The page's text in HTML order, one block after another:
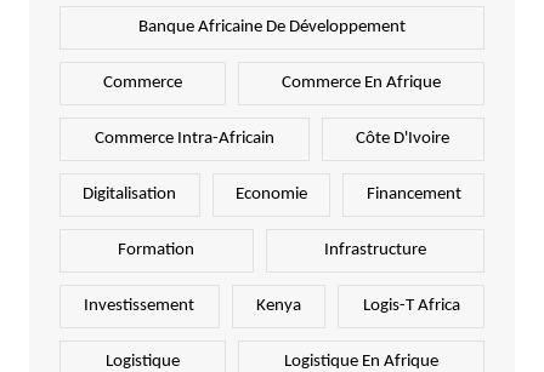
Banque Africaine De Développement
Commerce Commerce En Afrique
Commerce Intra-Africain Côte D'Ivoire
Digitalisation Economie Financement
Formation Infrastructure
Investissement Kenya Logis-T Africa
Logistique Logistique En Afrique